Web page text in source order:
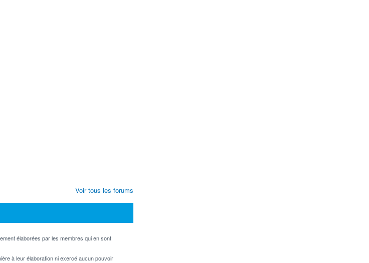
élaborées par les membres qui en sont
à leur élaboration ni exercé aucun pouvoir
Voir tous les forums